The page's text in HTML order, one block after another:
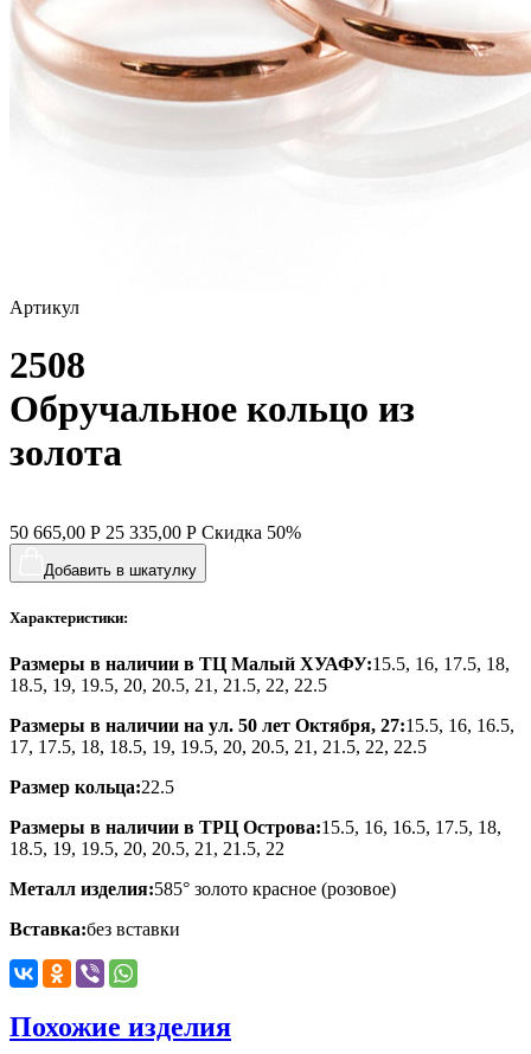
Артикул
2508
Обручальное кольцо из
золота
50 665,00 Р 25 335,00 Р Скидка 50%
Добавить в шкатулку
Характеристики:
Размеры в наличии в ТЦ Малый ХУАФУ:15.5, 16, 17.5, 18,
18.5, 19, 19.5, 20, 20.5, 21, 21.5, 22, 22.5
Размеры в наличии на ул. 50 лет Октября, 27:15.5, 16, 16.5,
17, 17.5, 18, 18.5, 19, 19.5, 20, 20.5, 21, 21.5, 22, 22.5
Размер кольца:22.5
Размеры в наличии в ТРЦ Острова:15.5, 16, 16.5, 17.5, 18,
18.5, 19, 19.5, 20, 20.5, 21, 21.5, 22
Металл изделия:585° золото красное (розовое)
Вставка:без вставки
Похожие изделия